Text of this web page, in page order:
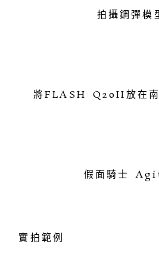
拍攝鋼彈模
將FLASH Q20II放在南
假面騎士
實拍範例